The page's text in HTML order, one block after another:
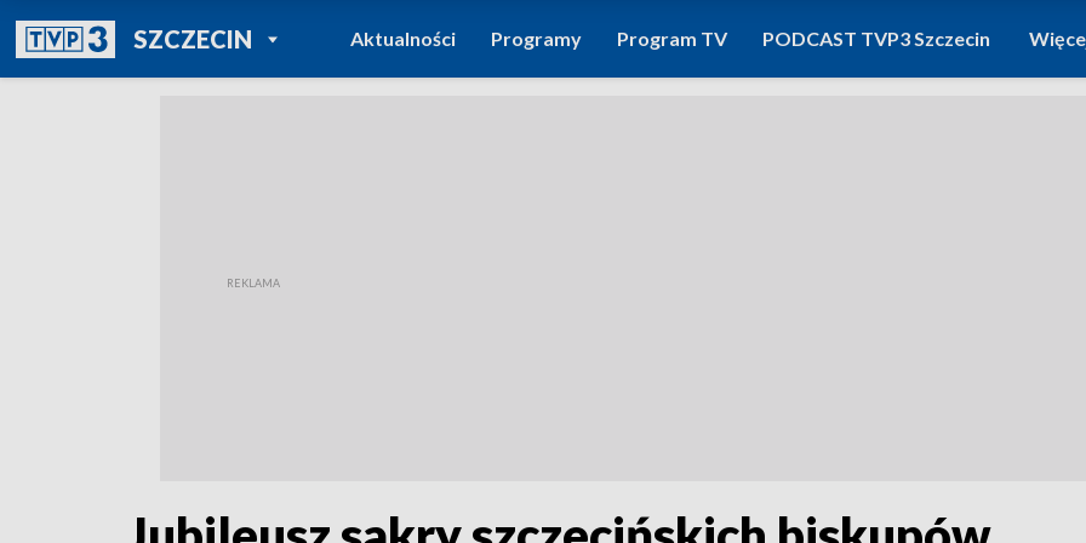
SZCZECINPOWRÓT DO
TVP REGIONY
Aktualności Programy Program TV PODCAST TVP3 Szczecin